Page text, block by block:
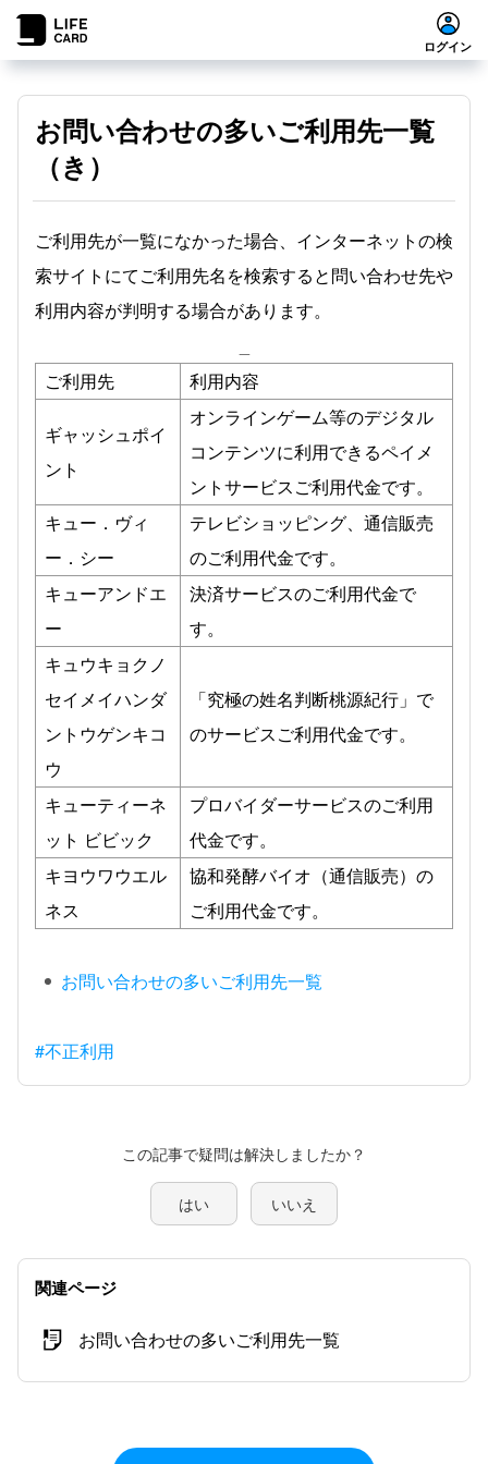
ログイン
お問い合わせの多いご利用先一覧
（き）
ご利用先が一覧になかった場合、インターネットの検
索サイトにてご利用先名を検索すると問い合わせ先や
利用内容が判明する場合があります。
ご利用先
利用内容
ギャッシュポイ
ント
オンラインゲーム等のデジタル
コンテンツに利用できるペイメ
ントサービスご利用代金です。
キュー．ヴィ
ー．シー
テレビショッピング、通信販売
のご利用代金です。
キューアンドエ
ー
決済サービスのご利用代金で
す。
キュウキョクノ
セイメイハンダ
ントウゲンキコ
ウ
「究極の姓名判断桃源紀行」で
のサービスご利用代金です。
キューティーネ
ット ビビック
プロバイダーサービスのご利用
代金です。
キヨウワウエル
ネス
協和発酵バイオ（通信販売）の
ご利用代金です。
お問い合わせの多いご利用先一覧
#不正利用
この記事で疑問は解決しましたか？
はい いいえ
関連ページ
お問い合わせの多いご利用先一覧